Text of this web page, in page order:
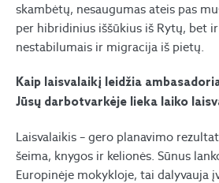
skambėtų, nesaugumas ateis pas
per hibridinius iššūkius iš Rytų, bet
nestabilumais ir migracija iš pietų.
Kaip laisvalaikį leidžia
Jūsų darbotvarkėje lieka laiko
Laisvalaikis – gero planavimo
šeima, knygos ir kelionės. Sūnus
Europinėje mokykloje, tai dalyvauja